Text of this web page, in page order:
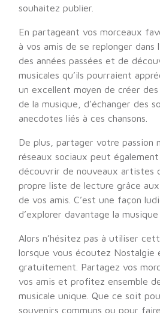
souhaitez publier.
En partageant vos morceaux
à vos amis de se replonger dans
des années passées et de
musicales qu’ils pourraient
un excellent moyen de créer
de la musique, d’échanger des
anecdotes liés à ces chansons.
De plus, partager votre passion
réseaux sociaux peut
découvrir de nouveaux artistes
propre liste de lecture grâce
de vos amis. C’est une façon
d’explorer davantage la
Alors n’hésitez pas à utiliser
lorsque vous écoutez Nostalgie
gratuitement. Partagez vos
vos amis et profitez ensemble
musicale unique. Que ce soit
souvenirs communs ou pour